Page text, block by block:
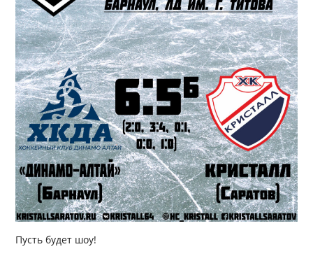
Пусть будет шоу!